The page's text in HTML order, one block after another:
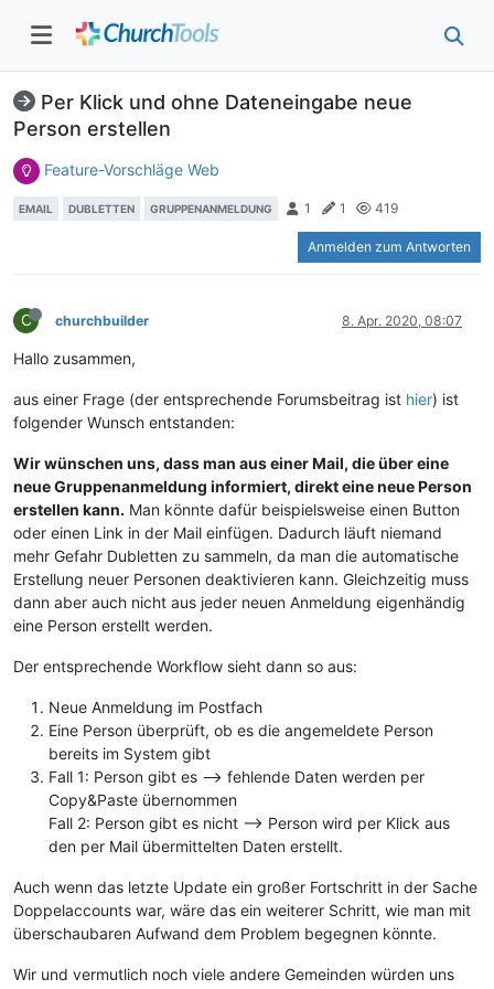
Per Klick und ohne Dateneingabe neue
Person erstellen
Feature-Vorschläge Web
EMAIL DUBLETTEN GRUPPENANMELDUNG 1 1 419
Anmelden zum Antworten
C churchbuilder 8. Apr. 2020, 08:07
Hallo zusammen,
aus einer Frage (der entsprechende Forumsbeitrag ist hier) ist
folgender Wunsch entstanden:
Wir wünschen uns, dass man aus einer Mail, die über eine
neue Gruppenanmeldung informiert, direkt eine neue Person
erstellen kann. Man könnte dafür beispielsweise einen Button
oder einen Link in der Mail einfügen. Dadurch läuft niemand
mehr Gefahr Dubletten zu sammeln, da man die automatische
Erstellung neuer Personen deaktivieren kann. Gleichzeitig muss
dann aber auch nicht aus jeder neuen Anmeldung eigenhändig
eine Person erstellt werden.
Der entsprechende Workflow sieht dann so aus:
Neue Anmeldung im Postfach
Eine Person überprüft, ob es die angemeldete Person
bereits im System gibt
Fall 1: Person gibt es --> fehlende Daten werden per
Copy&Paste übernommen
Fall 2: Person gibt es nicht --> Person wird per Klick aus
den per Mail übermittelten Daten erstellt.
Auch wenn das letzte Update ein großer Fortschritt in der Sache
Doppelaccounts war, wäre das ein weiterer Schritt, wie man mit
überschaubaren Aufwand dem Problem begegnen könnte.
Wir und vermutlich noch viele andere Gemeinden würden uns